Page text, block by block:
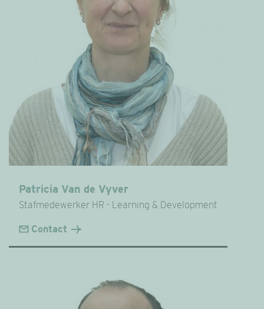
Patricia Van de Vyver
Stafmedewerker HR - Learning & Development
Contact